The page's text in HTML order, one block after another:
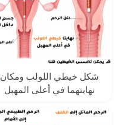
شكل خيطي اللولب ومكان
نهايتهما في أعلى المهبل